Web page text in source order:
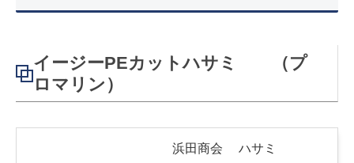
イージーPEカットハサミ （プ
ロマリン）
浜田商会 ハサミ